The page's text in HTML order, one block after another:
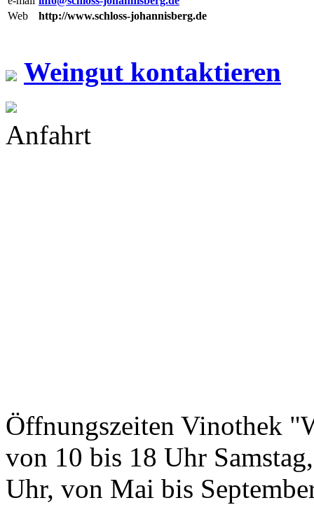
Web
http://www.schloss-johannisberg.de
Weingut kontaktieren
Anfahrt
Öffnungszeiten Vinothek
von 10 bis 18 Uhr
Uhr, von Mai bis